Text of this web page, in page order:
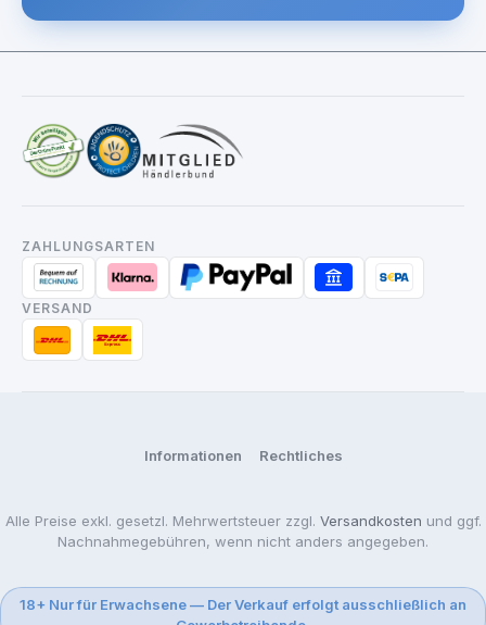
ZAHLUNGSARTEN
VERSAND
Informationen Rechtliches
Alle Preise exkl. gesetzl. Mehrwertsteuer zzgl. Versandkosten und ggf.
Nachnahmegebühren, wenn nicht anders angegeben.
18+ Nur für Erwachsene — Der Verkauf erfolgt ausschließlich an